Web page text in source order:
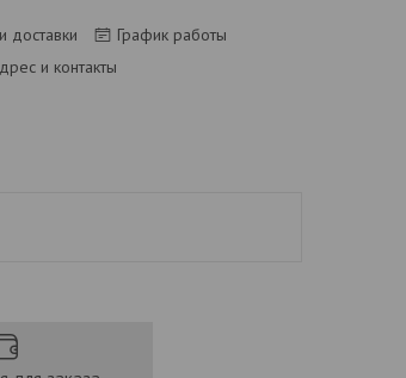
доставки
График работы
и контакты